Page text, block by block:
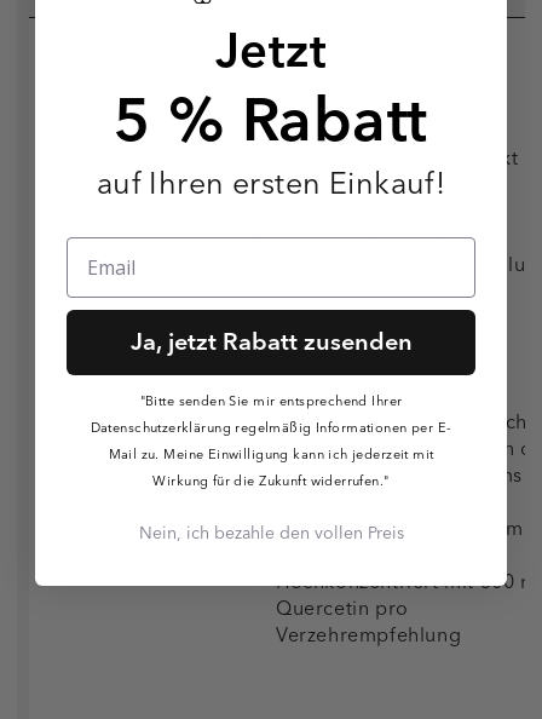
Kapseln
Sophora-japonica-Extrakt
Calciumascorbat
pflanzliche Kapselhülle:
Besonderheiten Natürliches, rein
Quercetin aus den Blüten
japanischen Schnurbaums
Sinnvoll ergänzt mit
Hochkonzentriert mit 500
Quercetin pro
Verzehrempfehlung
Jetzt
5 % Rabatt
auf Ihren ersten Einkauf!
Ja, jetzt Rabatt zusenden
"Bitte senden Sie mir entsprechend Ihrer
Datenschutzerklärung regelmäßig Informationen per E-
Mail zu. Meine Einwilligung kann ich jederzeit mit
Wirkung für die Zukunft widerrufen."
Nein, ich bezahle den vollen Preis